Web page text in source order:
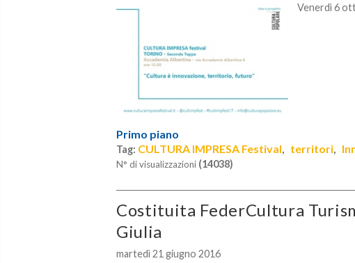
Venerdì 6
Primo piano
Tag: CULTURA IMPRESA Festival, territori,
N° di visualizzazioni (14038)
Costituita FederCultura
Giulia
martedì 21 giugno 2016